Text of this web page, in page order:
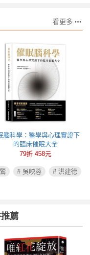
看更多
腦科學：醫學與心理實證下
的臨床催眠大全
79折 458元
# 吳映蓉
# 洪建德
薦